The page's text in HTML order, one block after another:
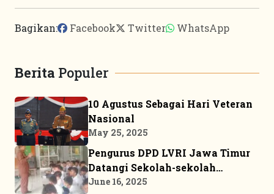
Bagikan: Facebook Twitter WhatsApp
Berita Populer
10 Agustus Sebagai Hari Veteran
Nasional
May 25, 2025
Pengurus DPD LVRI Jawa Timur
Datangi Sekolah-sekolah
Sosialisasikan JSN ’45
June 16, 2025